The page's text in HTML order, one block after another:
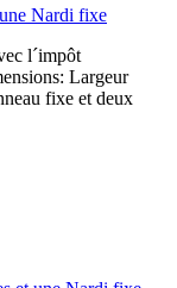
Nardi fixe
l´impôt
Largeur
fixe et deux